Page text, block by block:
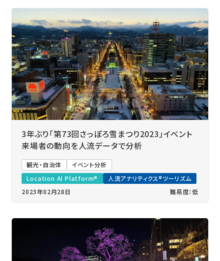
3年ぶり「第73回さっぽろ雪まつり2023」イベント
来場者の動向を人流データで分析
観光・自治体
イベント分析
Location AI Platform®
人流アナリティクス®ツーリズム
2023年02月28日
難易度：低